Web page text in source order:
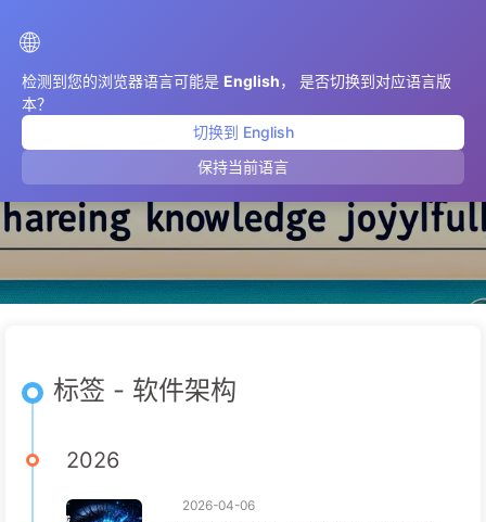
🌐
检测到您的浏览器语言可能是 English， 是否切换到对应语言版
本？
切换到 English
保持当前语言
软件架构
标签 - 软件架构
2026
2026-04-06